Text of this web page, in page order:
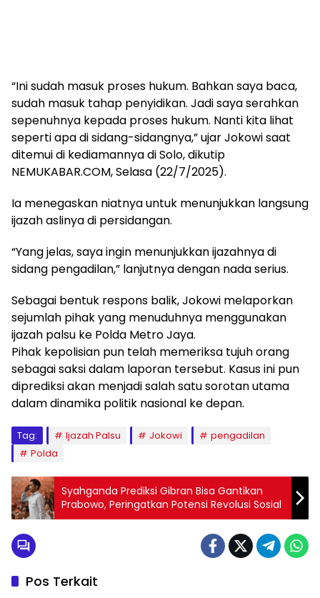
“Ini sudah masuk proses hukum. Bahkan saya baca,
sudah masuk tahap penyidikan. Jadi saya serahkan
sepenuhnya kepada proses hukum. Nanti kita lihat
seperti apa di sidang-sidangnya,” ujar Jokowi saat
ditemui di kediamannya di Solo, dikutip
NEMUKABAR.COM, Selasa (22/7/2025).
Ia menegaskan niatnya untuk menunjukkan langsung
ijazah aslinya di persidangan.
“Yang jelas, saya ingin menunjukkan ijazahnya di
sidang pengadilan,” lanjutnya dengan nada serius.
Sebagai bentuk respons balik, Jokowi melaporkan
sejumlah pihak yang menuduhnya menggunakan
ijazah palsu ke Polda Metro Jaya.
Pihak kepolisian pun telah memeriksa tujuh orang
sebagai saksi dalam laporan tersebut. Kasus ini pun
diprediksi akan menjadi salah satu sorotan utama
dalam dinamika politik nasional ke depan.
Tag: Ijazah Palsu Jokowi
pengadilan
Polda
Syahganda Prediksi Gibran Bisa Gantikan
Prabowo, Peringatkan Potensi Revolusi Sosial
Pos Terkait